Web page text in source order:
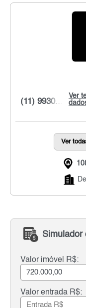
Ver
(11) 9930...
Ver
Simulador
Valor imóvel R$:
Valor entrada R$: